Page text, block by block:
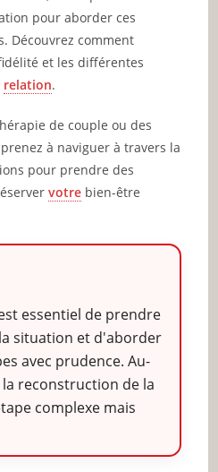
pour aborder ces
Découvrez comment
et les différentes
relation.
de couple ou des
à naviguer à travers la
pour prendre des
votre bien-être
essentiel de prendre
situation et d'aborder
avec prudence. Au-
reconstruction de la
complexe mais